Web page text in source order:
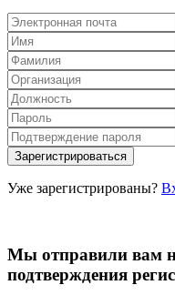
Уже зарегистрированы?
Мы отправили вам
подтверждения